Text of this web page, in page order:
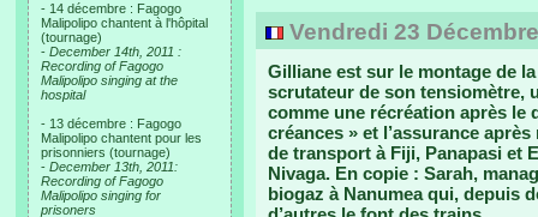
- 14 décembre : Fagogo
Malipolipo chantent à l'hôpital
(tournage)
- December 14th, 2011 :
Recording of Fagogo
Malipolipo singing at the
hospital
- 13 décembre : Fagogo
Malipolipo chantent pour les
prisonniers (tournage)
- December 13th, 2011:
Recording of Fagogo
Malipolipo singing for
prisoners
Vendredi 23
Gilliane est sur le montage de
scrutateur de son tensiomètre,
comme une récréation après le
créances » et l’assurance
de transport à Fiji, Panapasi et
Nivaga. En copie : Sarah,
biogaz à Nanumea qui, depuis